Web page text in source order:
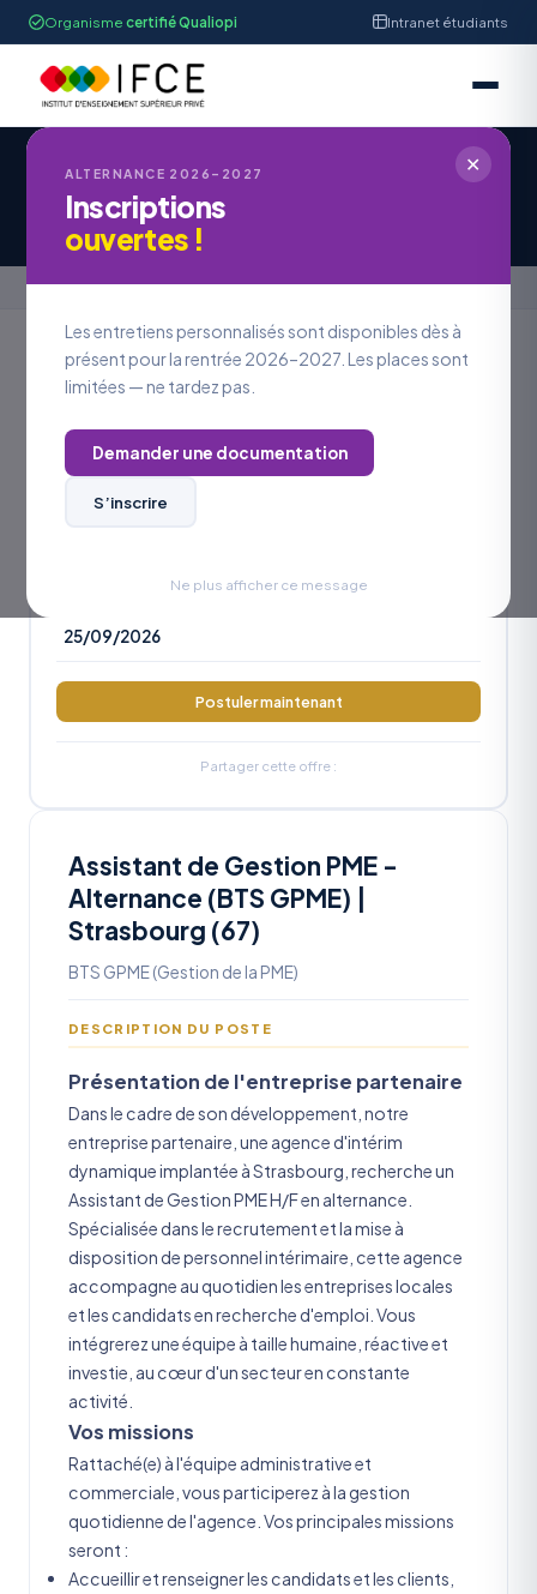
Organisme certifié Qualiopi Intranet étudiants
✕
ALTERNANCE 2026–2027
Inscriptions
ouvertes !
Les entretiens personnalisés sont disponibles dès à
présent pour la rentrée 2026–2027. Les places sont
limitées — ne tardez pas.
Demander une documentation
S’inscrire
Ne plus afficher ce message
IFCE STRASBOURG
Offre d'Emploi #OE2026-1205
Accueil › Offres en alternance › Offre d'Emploi #OE2026-1205
Retour aux offres
Assistant de Gestion PME -
Alternance (BTS GPME) |
Strasbourg (67)
BTS GPME (Gestion de la PME)
DESCRIPTION DU POSTE
Présentation de l'entreprise partenaire
Dans le cadre de son développement, notre
entreprise partenaire, une agence d'intérim
dynamique implantée à Strasbourg, recherche un
Assistant de Gestion PME H/F en alternance.
Spécialisée dans le recrutement et la mise à
disposition de personnel intérimaire, cette agence
accompagne au quotidien les entreprises locales
et les candidats en recherche d'emploi. Vous
intégrerez une équipe à taille humaine, réactive et
investie, au cœur d'un secteur en constante
activité.
Vos missions
Rattaché(e) à l'équipe administrative et
commerciale, vous participerez à la gestion
quotidienne de l'agence. Vos principales missions
seront :
Accueillir et renseigner les candidats et les clients,
LOCALISATION
Bas-Rhin
25/09/2026
Postuler maintenant
Partager cette offre :